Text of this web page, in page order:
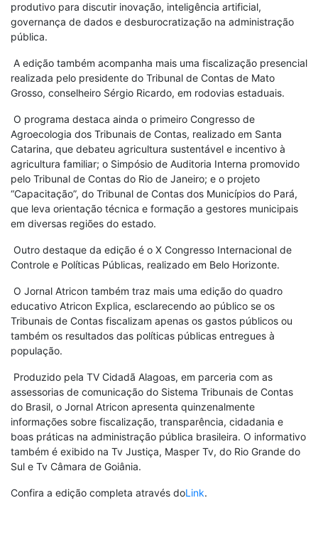
produtivo para discutir inovação, inteligência artificial,
governança de dados e desburocratização na administração
pública.
A edição também acompanha mais uma fiscalização presencial
realizada pelo presidente do Tribunal de Contas de Mato
Grosso, conselheiro Sérgio Ricardo, em rodovias estaduais.
O programa destaca ainda o primeiro Congresso de
Agroecologia dos Tribunais de Contas, realizado em Santa
Catarina, que debateu agricultura sustentável e incentivo à
agricultura familiar; o Simpósio de Auditoria Interna promovido
pelo Tribunal de Contas do Rio de Janeiro; e o projeto
“Capacitação”, do Tribunal de Contas dos Municípios do Pará,
que leva orientação técnica e formação a gestores municipais
em diversas regiões do estado.
Outro destaque da edição é o X Congresso Internacional de
Controle e Políticas Públicas, realizado em Belo Horizonte.
O Jornal Atricon também traz mais uma edição do quadro
educativo Atricon Explica, esclarecendo ao público se os
Tribunais de Contas fiscalizam apenas os gastos públicos ou
também os resultados das políticas públicas entregues à
população.
Produzido pela TV Cidadã Alagoas, em parceria com as
assessorias de comunicação do Sistema Tribunais de Contas
do Brasil, o Jornal Atricon apresenta quinzenalmente
informações sobre fiscalização, transparência, cidadania e
boas práticas na administração pública brasileira. O informativo
também é exibido na Tv Justiça, Masper Tv, do Rio Grande do
Sul e Tv Câmara de Goiânia.
Confira a edição completa através doLink.